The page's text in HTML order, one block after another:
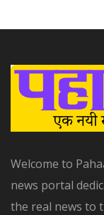
Welcome to
news portal
the real news to